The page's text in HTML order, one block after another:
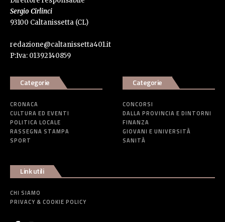
Sergio Cirlinci
93100 Caltanissetta (CL)
redazione@caltanissetta401.it
P:Iva: 01392140859
Categorie
CRONACA
CULTURA ED EVENTI
POLITICA LOCALE
RASSEGNA STAMPA
SPORT
Categorie
CONCORSI
DALLA PROVINCIA E DINTORNI
FINANZA
GIOVANI E UNIVERSITÀ
SANITÀ
Link utili
CHI SIAMO
PRIVACY & COOKIE POLICY